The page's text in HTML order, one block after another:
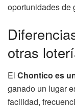
oportunidades de
otras
El Chontico es
ganado un lugar
facilidad,